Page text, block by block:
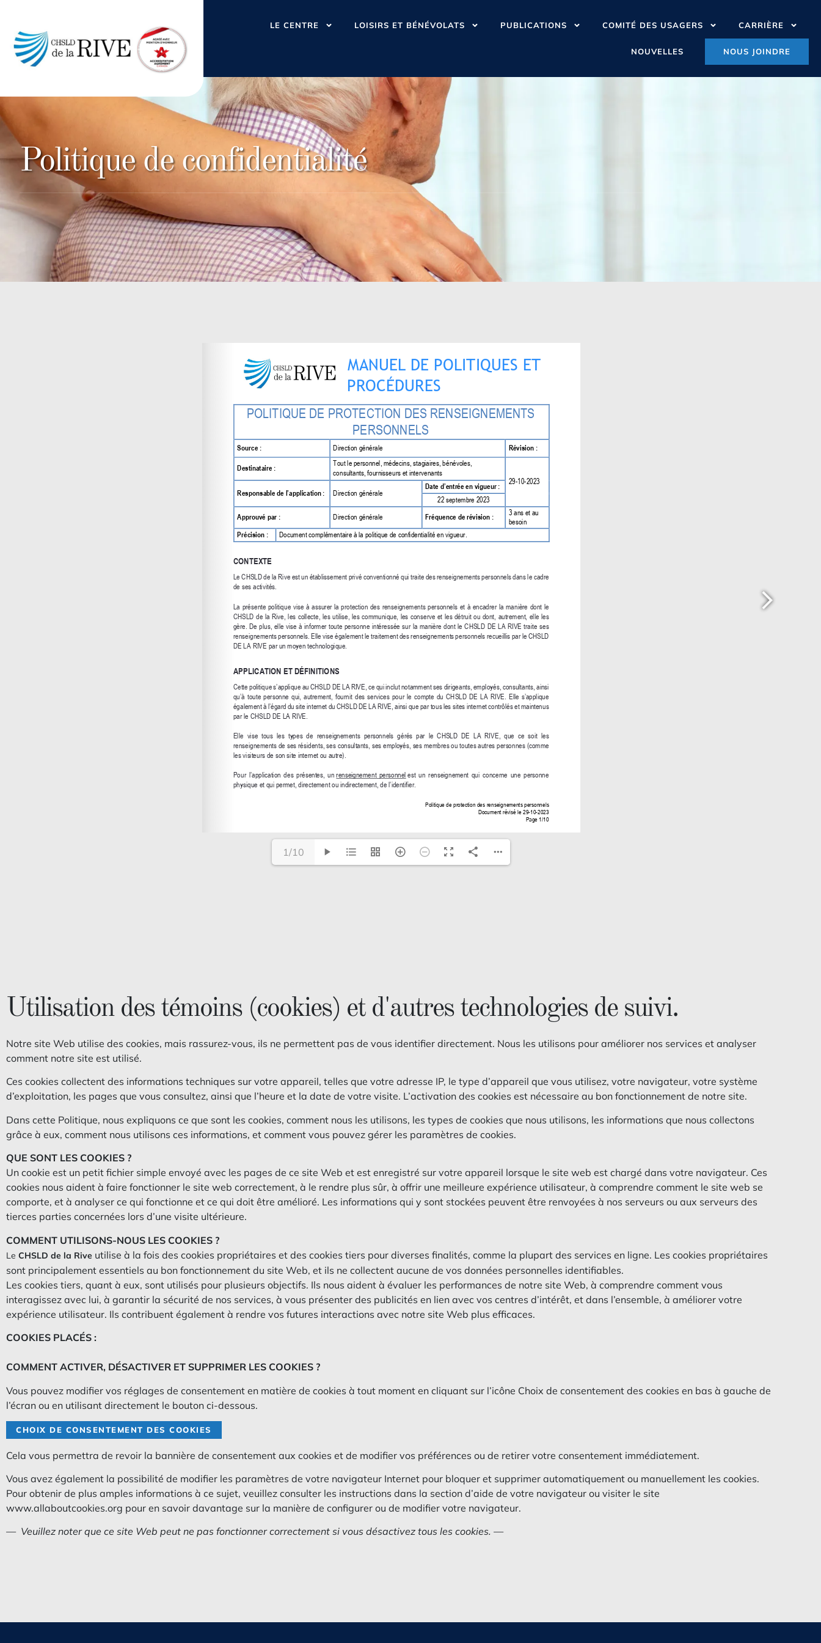
LE CENTRE LOISIRS ET BÉNÉVOLATS PUBLICATIONS COMITÉ DES USAGERS CARRIÈRE
NOUVELLES NOUS JOINDRE
Politique de confidentialité
1/10
Utilisation des témoins (cookies) et d'autres technologies de suivi.
Notre site Web utilise des cookies, mais rassurez-vous, ils ne permettent pas de vous identifier directement. Nous les utilisons pour améliorer nos services et analyser
comment notre site est utilisé.
Ces cookies collectent des informations techniques sur votre appareil, telles que votre adresse IP, le type d’appareil que vous utilisez, votre navigateur, votre système
d’exploitation, les pages que vous consultez, ainsi que l’heure et la date de votre visite. L’activation des cookies est nécessaire au bon fonctionnement de notre site.
Dans cette Politique, nous expliquons ce que sont les cookies, comment nous les utilisons, les types de cookies que nous utilisons, les informations que nous collectons
grâce à eux, comment nous utilisons ces informations, et comment vous pouvez gérer les paramètres de cookies.
QUE SONT LES COOKIES ?
Un cookie est un petit fichier simple envoyé avec les pages de ce site Web et est enregistré sur votre appareil lorsque le site web est chargé dans votre navigateur. Ces
cookies nous aident à faire fonctionner le site web correctement, à le rendre plus sûr, à offrir une meilleure expérience utilisateur, à comprendre comment le site web se
comporte, et à analyser ce qui fonctionne et ce qui doit être amélioré. Les informations qui y sont stockées peuvent être renvoyées à nos serveurs ou aux serveurs des
tierces parties concernées lors d’une visite ultérieure.
COMMENT UTILISONS-NOUS LES COOKIES ?
Le CHSLD de la Rive utilise à la fois des cookies propriétaires et des cookies tiers pour diverses finalités, comme la plupart des services en ligne. Les cookies propriétaires
sont principalement essentiels au bon fonctionnement du site Web, et ils ne collectent aucune de vos données personnelles identifiables.
Les cookies tiers, quant à eux, sont utilisés pour plusieurs objectifs. Ils nous aident à évaluer les performances de notre site Web, à comprendre comment vous
interagissez avec lui, à garantir la sécurité de nos services, à vous présenter des publicités en lien avec vos centres d’intérêt, et dans l’ensemble, à améliorer votre
expérience utilisateur. Ils contribuent également à rendre vos futures interactions avec notre site Web plus efficaces.
COOKIES PLACÉS :
COMMENT ACTIVER, DÉSACTIVER ET SUPPRIMER LES COOKIES ?
Vous pouvez modifier vos réglages de consentement en matière de cookies à tout moment en cliquant sur l’icône Choix de consentement des cookies en bas à gauche de
l’écran ou en utilisant directement le bouton ci-dessous.
CHOIX DE CONSENTEMENT DES COOKIES
Cela vous permettra de revoir la bannière de consentement aux cookies et de modifier vos préférences ou de retirer votre consentement immédiatement.
Vous avez également la possibilité de modifier les paramètres de votre navigateur Internet pour bloquer et supprimer automatiquement ou manuellement les cookies.
Pour obtenir de plus amples informations à ce sujet, veuillez consulter les instructions dans la section d’aide de votre navigateur ou visiter le site
www.allaboutcookies.org pour en savoir davantage sur la manière de configurer ou de modifier votre navigateur.
— Veuillez noter que ce site Web peut ne pas fonctionner correctement si vous désactivez tous les cookies. —